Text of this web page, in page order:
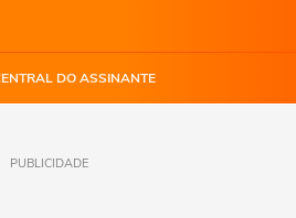
DO ASSINANTE
PUBLICIDADE